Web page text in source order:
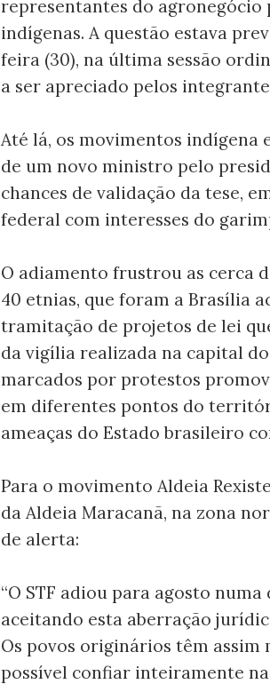
representantes do
indígenas. A questão estava
feira (30), na última sessão
a ser apreciado pelos
Até lá, os movimentos indígena
de um novo ministro pelo
chances de validação da tese,
federal com interesses do
O adiamento frustrou as cerca
40 etnias, que foram a Brasília
tramitação de projetos de lei
da vigília realizada na capital
marcados por protestos
em diferentes pontos do
ameaças do Estado brasileiro
Para o movimento Aldeia
da Aldeia Maracanã, na zona
de alerta:
“O STF adiou para agosto
aceitando esta aberração
Os povos originários têm assim
possível confiar inteiramente